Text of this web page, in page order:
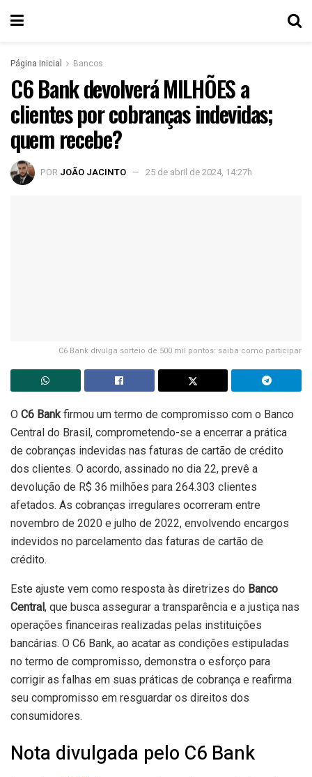
Página Inicial Bancos
C6 Bank devolverá MILHÕES a
clientes por cobranças indevidas;
quem recebe?
POR JOÃO JACINTO 25 de abril de 2024, 14:27h
C6 Bank divulga sorteio de 500 mil pontos: saiba como participar
O C6 Bank firmou um termo de compromisso com o Banco
Central do Brasil, comprometendo-se a encerrar a prática
de cobranças indevidas nas faturas de cartão de crédito
dos clientes. O acordo, assinado no dia 22, prevê a
devolução de R$ 36 milhões para 264.303 clientes
afetados. As cobranças irregulares ocorreram entre
novembro de 2020 e julho de 2022, envolvendo encargos
indevidos no parcelamento das faturas de cartão de
crédito.
Este ajuste vem como resposta às diretrizes do Banco
Central, que busca assegurar a transparência e a justiça nas
operações financeiras realizadas pelas instituições
bancárias. O C6 Bank, ao acatar as condições estipuladas
no termo de compromisso, demonstra o esforço para
corrigir as falhas em suas práticas de cobrança e reafirma
seu compromisso em resguardar os direitos dos
consumidores.
Nota divulgada pelo C6 Bank